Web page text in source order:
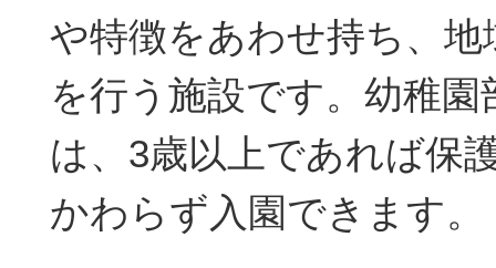
や特徴をあわせ持ち、地
を行う施設です。幼稚園
は、3歳以上であれば保
かわらず入園できます。